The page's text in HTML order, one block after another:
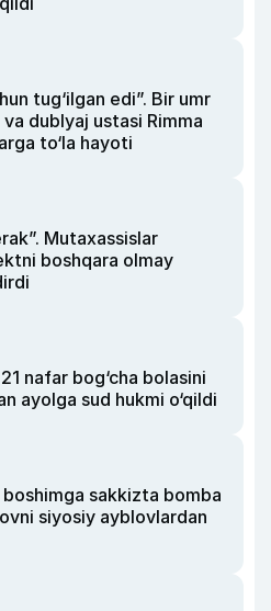
tug‘ilgan edi”. Bir umr
dublyaj ustasi Rimma
to‘la hayoti
Mutaxassislar
boshqara olmay
nafar bog‘cha bolasini
ayolga sud hukmi o‘qildi
boshimga sakkizta bomba
siyosiy ayblovlardan